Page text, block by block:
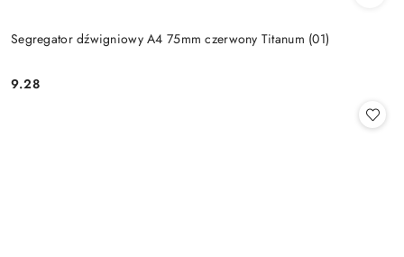
Segregator dźwigniowy A4 75mm czerwony Titanum (01)
Cena:
9.28